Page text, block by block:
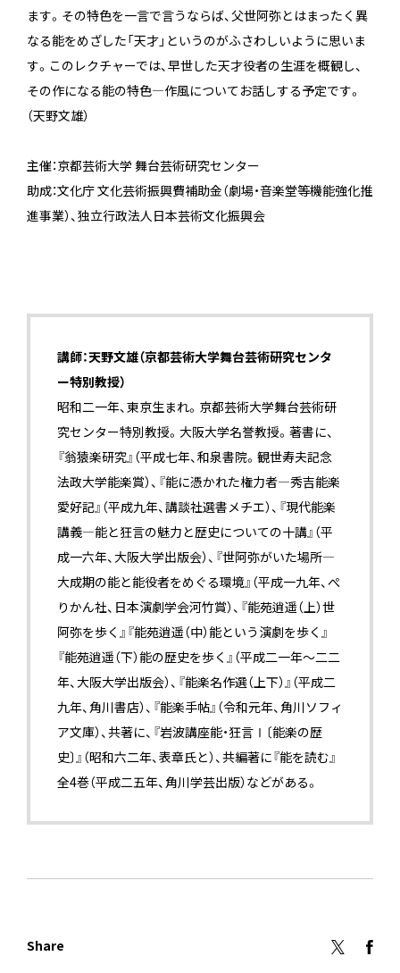
ます。その特色を一言で言うならば、父世阿弥とはまったく異
なる能をめざした「天才」というのがふさわしいように思いま
す。このレクチャーでは、早世した天才役者の生涯を概観し、
その作になる能の特色―作風についてお話しする予定です。
（天野文雄）
主催：京都芸術大学 舞台芸術研究センター
助成：文化庁 文化芸術振興費補助金（劇場・音楽堂等機能強化推
進事業）、独立行政法人日本芸術文化振興会
講師：天野文雄（京都芸術大学舞台芸術研究センタ
ー特別教授）
昭和二一年、東京生まれ。京都芸術大学舞台芸術研
究センター特別教授。大阪大学名誉教授。著書に、
『翁猿楽研究』（平成七年、和泉書院。観世寿夫記念
法政大学能楽賞）、『能に憑かれた権力者―秀吉能楽
愛好記』（平成九年、講談社選書メチエ）、『現代能楽
講義―能と狂言の魅力と歴史についての十講』（平
成一六年、大阪大学出版会）、『世阿弥がいた場所―
大成期の能と能役者をめぐる環境』（平成一九年、ぺ
りかん社、日本演劇学会河竹賞）、『能苑逍遥（上）世
阿弥を歩く』『能苑逍遥（中）能という演劇を歩く』
『能苑逍遥（下）能の歴史を歩く』（平成二一年～二二
年、大阪大学出版会）、『能楽名作選（上下）』（平成二
九年、角川書店）、『能楽手帖』（令和元年、角川ソフィ
ア文庫）、共著に、『岩波講座能・狂言Ⅰ〔能楽の歴
史〕』（昭和六二年、表章氏と）、共編著に『能を読む』
全4巻（平成二五年、角川学芸出版）などがある。
Share